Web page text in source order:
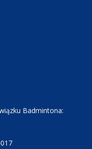
Badmintona: